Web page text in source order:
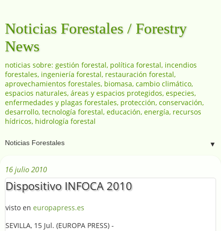
Noticias Forestales / Forestry
News
noticias sobre: gestión forestal, política forestal, incendios
forestales, ingeniería forestal, restauración forestal,
aprovechamientos forestales, biomasa, cambio climático,
espacios naturales, áreas y espacios protegidos, especies,
enfermedades y plagas forestales, protección, conservación,
desarrollo, tecnología forestal, educación, energía, recursos
hídricos, hidrología forestal
▼
16 julio 2010
Dispositivo INFOCA 2010
visto en europapress.es
SEVILLA, 15 Jul. (EUROPA PRESS) -